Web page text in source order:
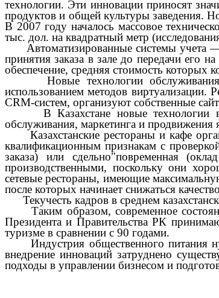
технологии. Эти инновации приносят
продуктов и общей культуры заведения.
В 2007 году началось массовое
тыс. дол. на квадратный метр
Автоматизированные системы учета —
принятия заказа в зале до передачи его
обеспечение, средняя стоимость которых
Новые технологии обслуживания
использованием методов
CRM-систем, организуют собственные
В Казахстане новые технологии в
обслуживания, маркетинга и продвижения
Казахстанские рестораны и кафе
квалификационным признакам с
заказа) или сдельно"повременная
производственными, поскольку они
сетевые рестораны, имеющие
после которых начинает снижаться
Текучесть кадров в среднем
Таким образом, современное
Президента и Правительства РК
туризме в сравнении с 90 годами.
Индустрия общественного питания
внедрение инноваций затруднено
подходы в управлении бизнесом и